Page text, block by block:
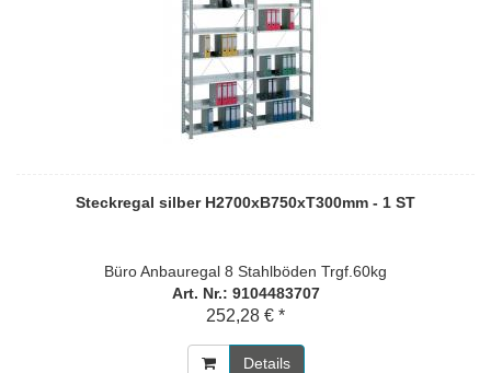
Steckregal silber H2700xB750xT300mm - 1 ST
Büro Anbauregal 8 Stahlböden Trgf.60kg
Art. Nr.: 9104483707
252,28 € *
Details